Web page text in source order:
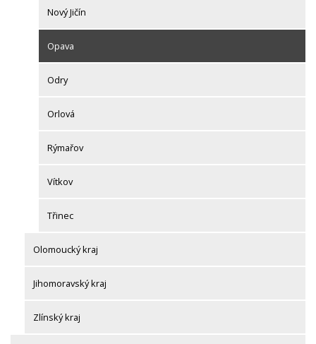
Nový Jičín
Opava
Odry
Orlová
Rýmařov
Vítkov
Třinec
Olomoucký kraj
Jihomoravský kraj
Zlínský kraj